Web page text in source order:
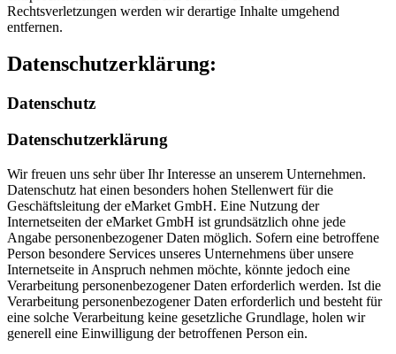
Rechtsverletzungen werden wir derartige Inhalte umgehend
entfernen.
Datenschutzerklärung:
Datenschutz
Datenschutzerklärung
Wir freuen uns sehr über Ihr Interesse an unserem Unternehmen.
Datenschutz hat einen besonders hohen Stellenwert für die
Geschäftsleitung der eMarket GmbH. Eine Nutzung der
Internetseiten der eMarket GmbH ist grundsätzlich ohne jede
Angabe personenbezogener Daten möglich. Sofern eine betroffene
Person besondere Services unseres Unternehmens über unsere
Internetseite in Anspruch nehmen möchte, könnte jedoch eine
Verarbeitung personenbezogener Daten erforderlich werden. Ist die
Verarbeitung personenbezogener Daten erforderlich und besteht für
eine solche Verarbeitung keine gesetzliche Grundlage, holen wir
generell eine Einwilligung der betroffenen Person ein.